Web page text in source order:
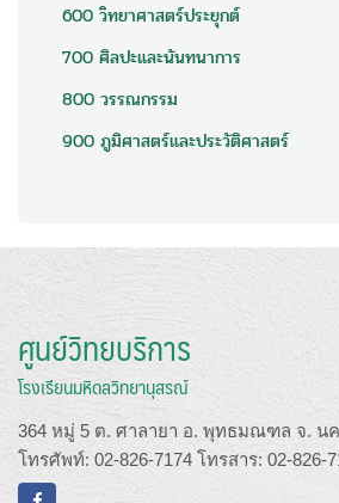
600 วิทยาศาสตร์ประยุกต์
700 ศิลปะและนันทนาการ
800 วรรณกรรม
900 ภูมิศาสตร์และประวัติศาสตร์
ศูนย์วิทยบริการ
โรงเรียนมหิดลวิทยานุสรณ์
364 หมู่ 5 ต. ศาลายา อ. พุทธมณฑล จ. น
โทรศัพท์: 02-826-7174 โทรสาร: 02-826-